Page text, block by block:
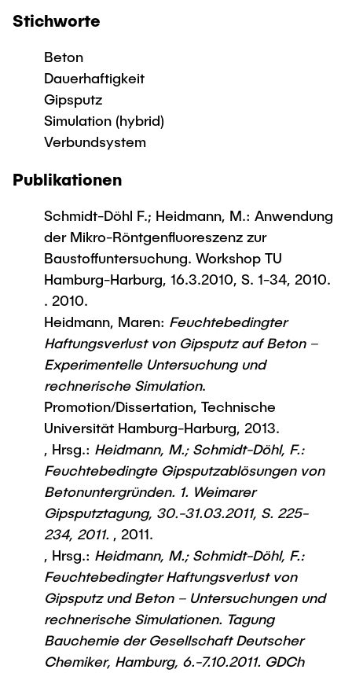
Stichworte
Beton
Dauerhaftigkeit
Gipsputz
Simulation (hybrid)
Verbundsystem
Publikationen
Schmidt-Döhl F.; Heidmann, M.: Anwendung
der Mikro-Röntgenfluoreszenz zur
Baustoffuntersuchung. Workshop TU
Hamburg-Harburg, 16.3.2010, S. 1-34, 2010.
. 2010.
Heidmann, Maren: Feuchtebedingter
Haftungsverlust von Gipsputz auf Beton –
Experimentelle Untersuchung und
rechnerische Simulation.
Promotion/Dissertation, Technische
Universität Hamburg-Harburg, 2013.
, Hrsg.: Heidmann, M.; Schmidt-Döhl, F.:
Feuchtebedingte Gipsputzablösungen von
Betonuntergründen. 1. Weimarer
Gipsputztagung, 30.-31.03.2011, S. 225-
234, 2011. , 2011.
, Hrsg.: Heidmann, M.; Schmidt-Döhl, F.:
Feuchtebedingter Haftungsverlust von
Gipsputz und Beton – Untersuchungen und
rechnerische Simulationen. Tagung
Bauchemie der Gesellschaft Deutscher
Chemiker, Hamburg, 6.-7.10.2011. GDCh